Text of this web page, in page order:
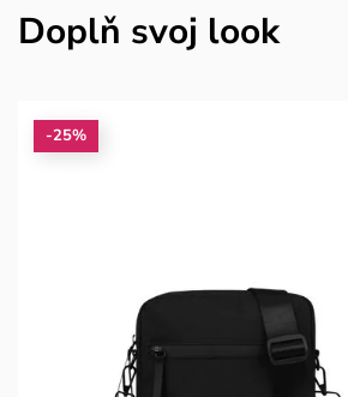
Doplň svoj look
-25%